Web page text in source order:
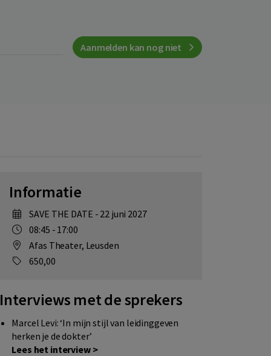
Aanmelden kan nog niet
Informatie
SAVE THE DATE - 22 juni 2027
08:45 - 17:00
Afas Theater, Leusden
650,00
Interviews met de sprekers
Marcel Levi: ‘In mijn stijl van leidinggeven
herken je de dokter’
Lees het interview >